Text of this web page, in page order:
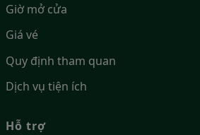
Giờ mở cửa
Giá vé
Quy định tham quan
Dịch vụ tiện ích
Hỗ trợ